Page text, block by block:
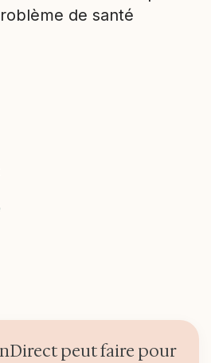
de santé
peut faire pour